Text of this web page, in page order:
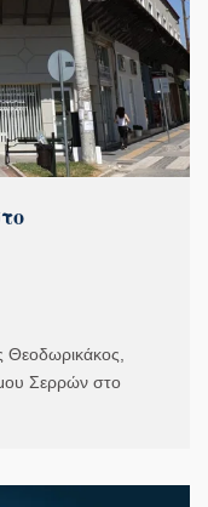
Σερρών στο